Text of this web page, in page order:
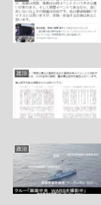
政治
政治